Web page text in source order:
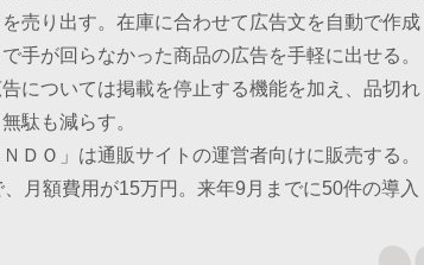
売り出す。在庫に合わせて広告文を自動で作成
手が回らなかった商品の広告を手軽に出せる。
については掲載を停止する機能を加え、品切れ
駄も減らす。
Ｏ」は通販サイトの運営者向けに販売する。
月額費用が15万円。来年9月までに50件の導入